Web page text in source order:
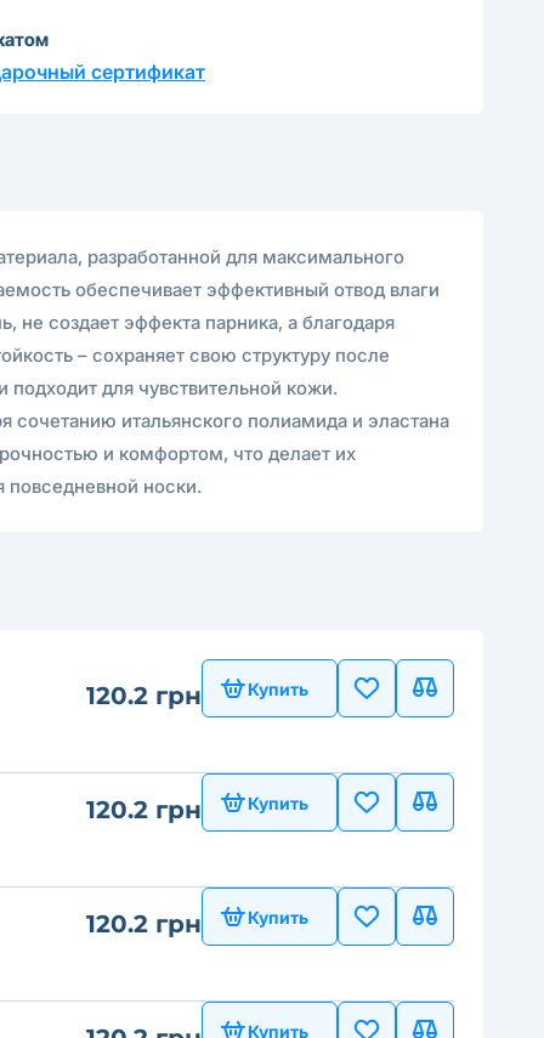
сертификат
разработанной для максимального
обеспечивает эффективный отвод влаги
не создает эффекта парника, а благодаря
– сохраняет свою структуру после
подходит для чувствительной кожи.
сочетанию итальянского полиамида и эластана
и комфортом, что делает их
носки.
120.2 грн Купить
120.2 грн Купить
120.2 грн Купить
Купить